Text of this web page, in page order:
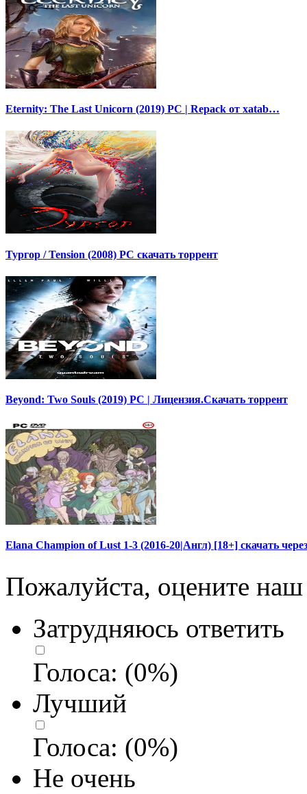
Eternity: The Last Unicorn (2019) PC | Repack от xatab…
Тургор / Tension (2008) PC скачать торрент
Beyond: Two Souls (2019) PC | Лицензия.Скачать торрент
Elana Champion of Lust 1-3 (2016-20|Англ) [18+] скачать
Пожалуйста, оцените наш
Затрудняюсь ответить
Голоса: (0%)
Лучший
Голоса: (0%)
Не очень